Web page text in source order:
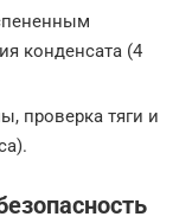
конденсата (4
проверка тяги и